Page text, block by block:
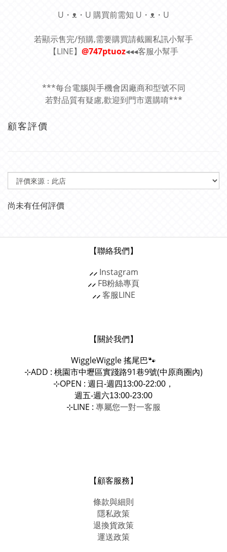
U・ᴥ・U 購買前需知 U・ᴥ・U
若顯示售完/預購,需要購買請截圖私訊小幫手
【LINE】 @747ptuoz◂◂◂客服小幫手
***每台電腦與手機會因廠商和型號不同
若對品質有疑慮,歡迎到門市選購唷***
顧客評價
尚未有任何評價
【聯絡我們】
⸝⸝ Instagram
⸝⸝ FB粉絲專頁
⸝⸝客服LINE
【關於我們】
WiggleWiggle搖尾巴🐾
⊹ADD : 桃園市中壢區實踐路91巷9號(中原商圈內)
⊹OPEN : 週日-週四13:00-22:00，
週五-週六13:00-23:00
⊹LINE : 專屬您一對一客服
【顧客服務】
條款與細則
隱私政策
退換貨政策
運送政策